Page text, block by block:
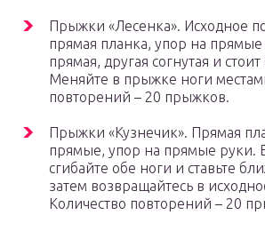
Прыжки «Лесенка». Исходное
прямая планка, упор на
прямая, другая согнутая и
Меняйте в прыжке ноги
повторений – 20 прыжков.
Прыжки «Кузнечик». Прямая
прямые, упор на прямые руки.
сгибайте обе ноги и ставьте
затем возвращайтесь в
Количество повторений – 20